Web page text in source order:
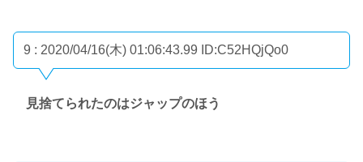
9 : 2020/04/16(木) 01:06:43.99 ID:C52HQjQo0
見捨てられたのはジャップのほう